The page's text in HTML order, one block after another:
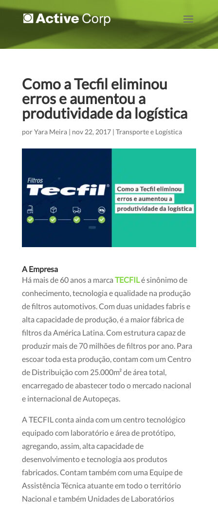
Como a Tecfil eliminou
erros e aumentou a
produtividade da logística
porYara Meira| nov 22, 2017| Transporte e Logística
A Empresa
Há mais de 60 anos a marca TECFIL é sinônimo de
conhecimento, tecnologia e qualidade na produção
de filtros automotivos. Com duas unidades fabris e
alta capacidade de produção, é a maior fábrica de
filtros da América Latina. Com estrutura capaz de
produzir mais de 70 milhões de filtros por ano. Para
escoar toda esta produção, contam com um Centro
de Distribuição com 25.000m² de área total,
encarregado de abastecer todo o mercado nacional
e internacional de Autopeças.
A TECFIL conta ainda com um centro tecnológico
equipado com laboratório e área de protótipo,
agregando, assim, alta capacidade de
desenvolvimento e tecnologia aos produtos
fabricados. Contam também com uma Equipe de
Assistência Técnica atuante em todo o território
Nacional e também Unidades de Laboratórios